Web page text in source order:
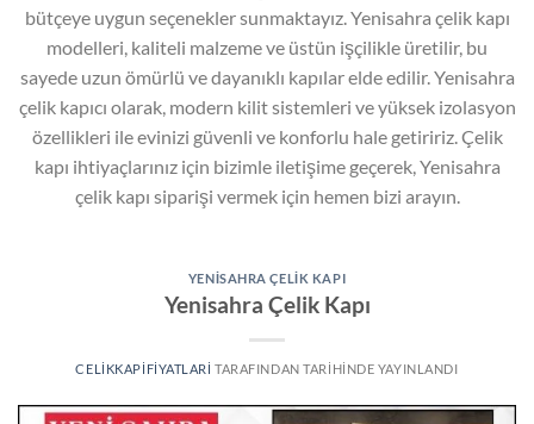
bütçeye uygun seçenekler sunmaktayız. Yenisahra çelik kapı
modelleri, kaliteli malzeme ve üstün işçilikle üretilir, bu
sayede uzun ömürlü ve dayanıklı kapılar elde edilir. Yenisahra
çelik kapıcı olarak, modern kilit sistemleri ve yüksek izolasyon
özellikleri ile evinizi güvenli ve konforlu hale getiririz. Çelik
kapı ihtiyaçlarınız için bizimle iletişime geçerek, Yenisahra
çelik kapı siparişi vermek için hemen bizi arayın.
YENISAHRA ÇELIK KAPI
Yenisahra Çelik Kapı
CELIKKAPIFIYATLARI TARAFINDAN TARIHINDE YAYINLANDI